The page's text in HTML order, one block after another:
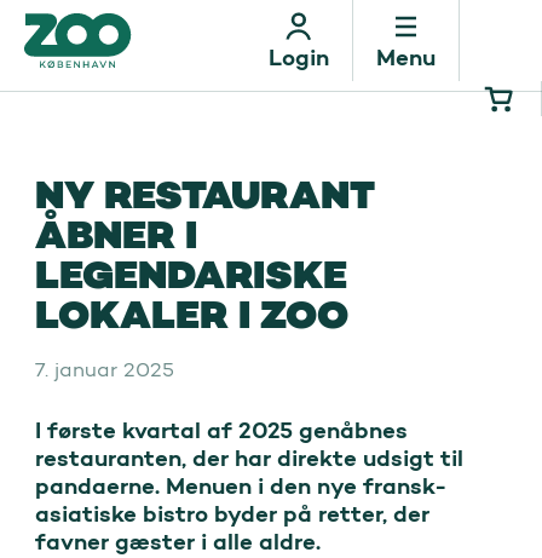
Menu
Login
NY RESTAURANT
ÅBNER I
LEGENDARISKE
LOKALER I ZOO
7. januar 2025
I første kvartal af 2025 genåbnes
restauranten, der har direkte udsigt til
pandaerne. Menuen i den nye fransk-
asiatiske bistro byder på retter, der
favner gæster i alle aldre.